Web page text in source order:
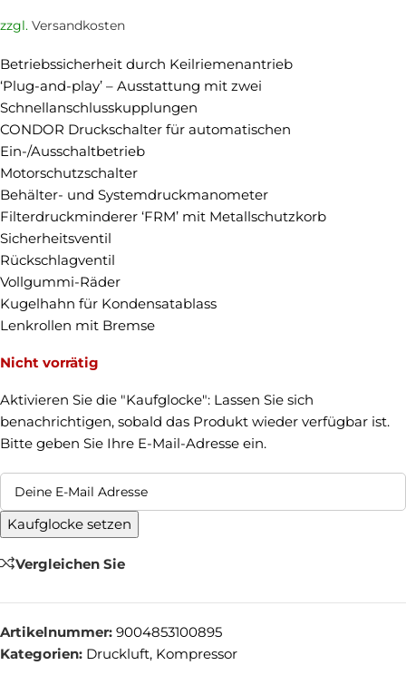
zzgl. Versandkosten
Betriebssicherheit durch Keilriemenantrieb
‘Plug-and-play’ – Ausstattung mit zwei
Schnellanschlusskupplungen
CONDOR Druckschalter für automatischen
Ein-/Ausschaltbetrieb
Motorschutzschalter
Behälter- und Systemdruckmanometer
Filterdruckminderer ‘FRM’ mit Metallschutzkorb
Sicherheitsventil
Rückschlagventil
Vollgummi-Räder
Kugelhahn für Kondensatablass
Lenkrollen mit Bremse
Nicht vorrätig
Aktivieren Sie die "Kaufglocke": Lassen Sie sich
benachrichtigen, sobald das Produkt wieder verfügbar ist.
Bitte geben Sie Ihre E-Mail-Adresse ein.
Kaufglocke setzen
Vergleichen Sie
Artikelnummer: 9004853100895
Kategorien: Druckluft, Kompressor